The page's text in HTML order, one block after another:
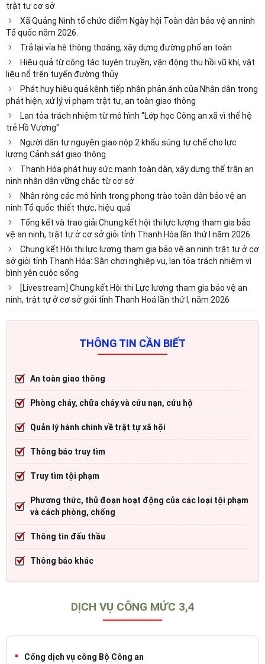
trật tự cơ sở
Xã Quảng Ninh tổ chức điểm Ngày hội Toàn dân bảo vệ an ninh
Tổ quốc năm 2026.
Trả lại vỉa hè thông thoáng, xây dựng đường phố an toàn
Hiệu quả từ công tác tuyên truyền, vận động thu hồi vũ khí, vật
liệu nổ trên tuyến đường thủy
Phát huy hiệu quả kênh tiếp nhận phản ánh của Nhân dân trong
phát hiện, xử lý vi phạm trật tự, an toàn giao thông
Lan tỏa trách nhiệm từ mô hình "Lớp học Công an xã vì thế hệ
trẻ Hồ Vương"
Người dân tự nguyện giao nộp 2 khẩu súng tự chế cho lực
lượng Cảnh sát giao thông
Thanh Hóa phát huy sức mạnh toàn dân, xây dựng thế trận an
ninh nhân dân vững chắc từ cơ sở
Nhân rộng các mô hình trong phong trào toàn dân bảo vệ an
ninh Tổ quốc thiết thực, hiệu quả
Tổng kết và trao giải Chung kết hội thi lực lượng tham gia bảo
vệ an ninh, trật tự ở cơ sở giỏi tỉnh Thanh Hóa lần thứ I năm 2026
Chung kết Hội thi lực lượng tham gia bảo vệ an ninh trật tự ở cơ
sở giỏi tỉnh Thanh Hóa: Sân chơi nghiệp vụ, lan tỏa trách nhiệm vì
bình yên cuộc sống
[Livestream] Chung kết Hội thi Lực lượng tham gia bảo vệ an
ninh, trật tự ở cơ sở giỏi tỉnh Thanh Hoá lần thứ I, năm 2026
THÔNG TIN CẦN BIẾT
An toàn giao thông
Phòng cháy, chữa cháy và cứu nạn, cứu hộ
Quản lý hành chính về trật tự xã hội
Thông báo truy tìm
Truy tìm tội phạm
Phương thức, thủ đoạn hoạt động của các loại tội phạm
và cách phòng, chống
Thông tin đấu thầu
Thông báo khác
DỊCH VỤ CÔNG MỨC 3,4
Cổng dịch vụ công Bộ Công an